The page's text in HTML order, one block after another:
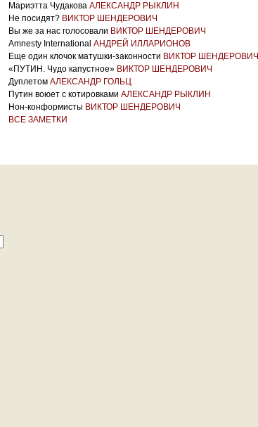
Мариэтта Чудакова АЛЕКСАНДР РЫКЛИН
Не посидят? ВИКТОР ШЕНДЕРОВИЧ
Вы же за нас голосовали ВИКТОР ШЕНДЕРОВИЧ
Amnesty International АНДРЕЙ ИЛЛАРИОНОВ
Еще один клочок матушки-законности ВИКТОР ШЕНДЕРОВИЧ
«ПУТИН. Чудо капустное» ВИКТОР ШЕНДЕРОВИЧ
Дуплетом АЛЕКСАНДР ГОЛЬЦ
Путин воюет с котировками АЛЕКСАНДР РЫКЛИН
Нон-конформисты ВИКТОР ШЕНДЕРОВИЧ
ВСЕ ЗАМЕТКИ